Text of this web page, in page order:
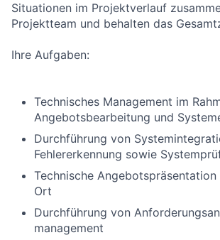
Situationen im Projektverlauf
Projektteam und behalten das
Ihre Aufgaben:
Technisches Management im
Angebotsbearbeitung und
Durchführung von
Fehlererkennung sowie
Technische
Ort
Durchführung von
management